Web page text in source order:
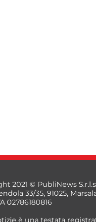
2021 © PubliNews
33/35, 91025,
02786180816
è una testata